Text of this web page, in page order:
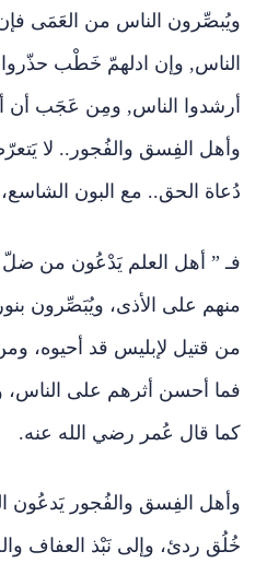
ويُبصِّرون الناس من العَمَى
الناس, وإن ادلهمّ خَطْب حذّروا
أرشدوا الناس, ومِن عَجَب أن
وأهل الفِسق والفُجور.. لا
دُعاة الحق.. مع البون الشاسع،
فـ ” أهل العلم يَدْعُون من ضلّ
منهم على الأذى، ويُبَصِّرون
من قتيل لإبليس قد أحيوه،
فما أحسن أثرهم على الناس،
كما قال عُمر رضي الله عنه.
وأهل الفِسق والفُجور يَدعُون
خُلُق ردئ، وإلى نَبْذ العفاف